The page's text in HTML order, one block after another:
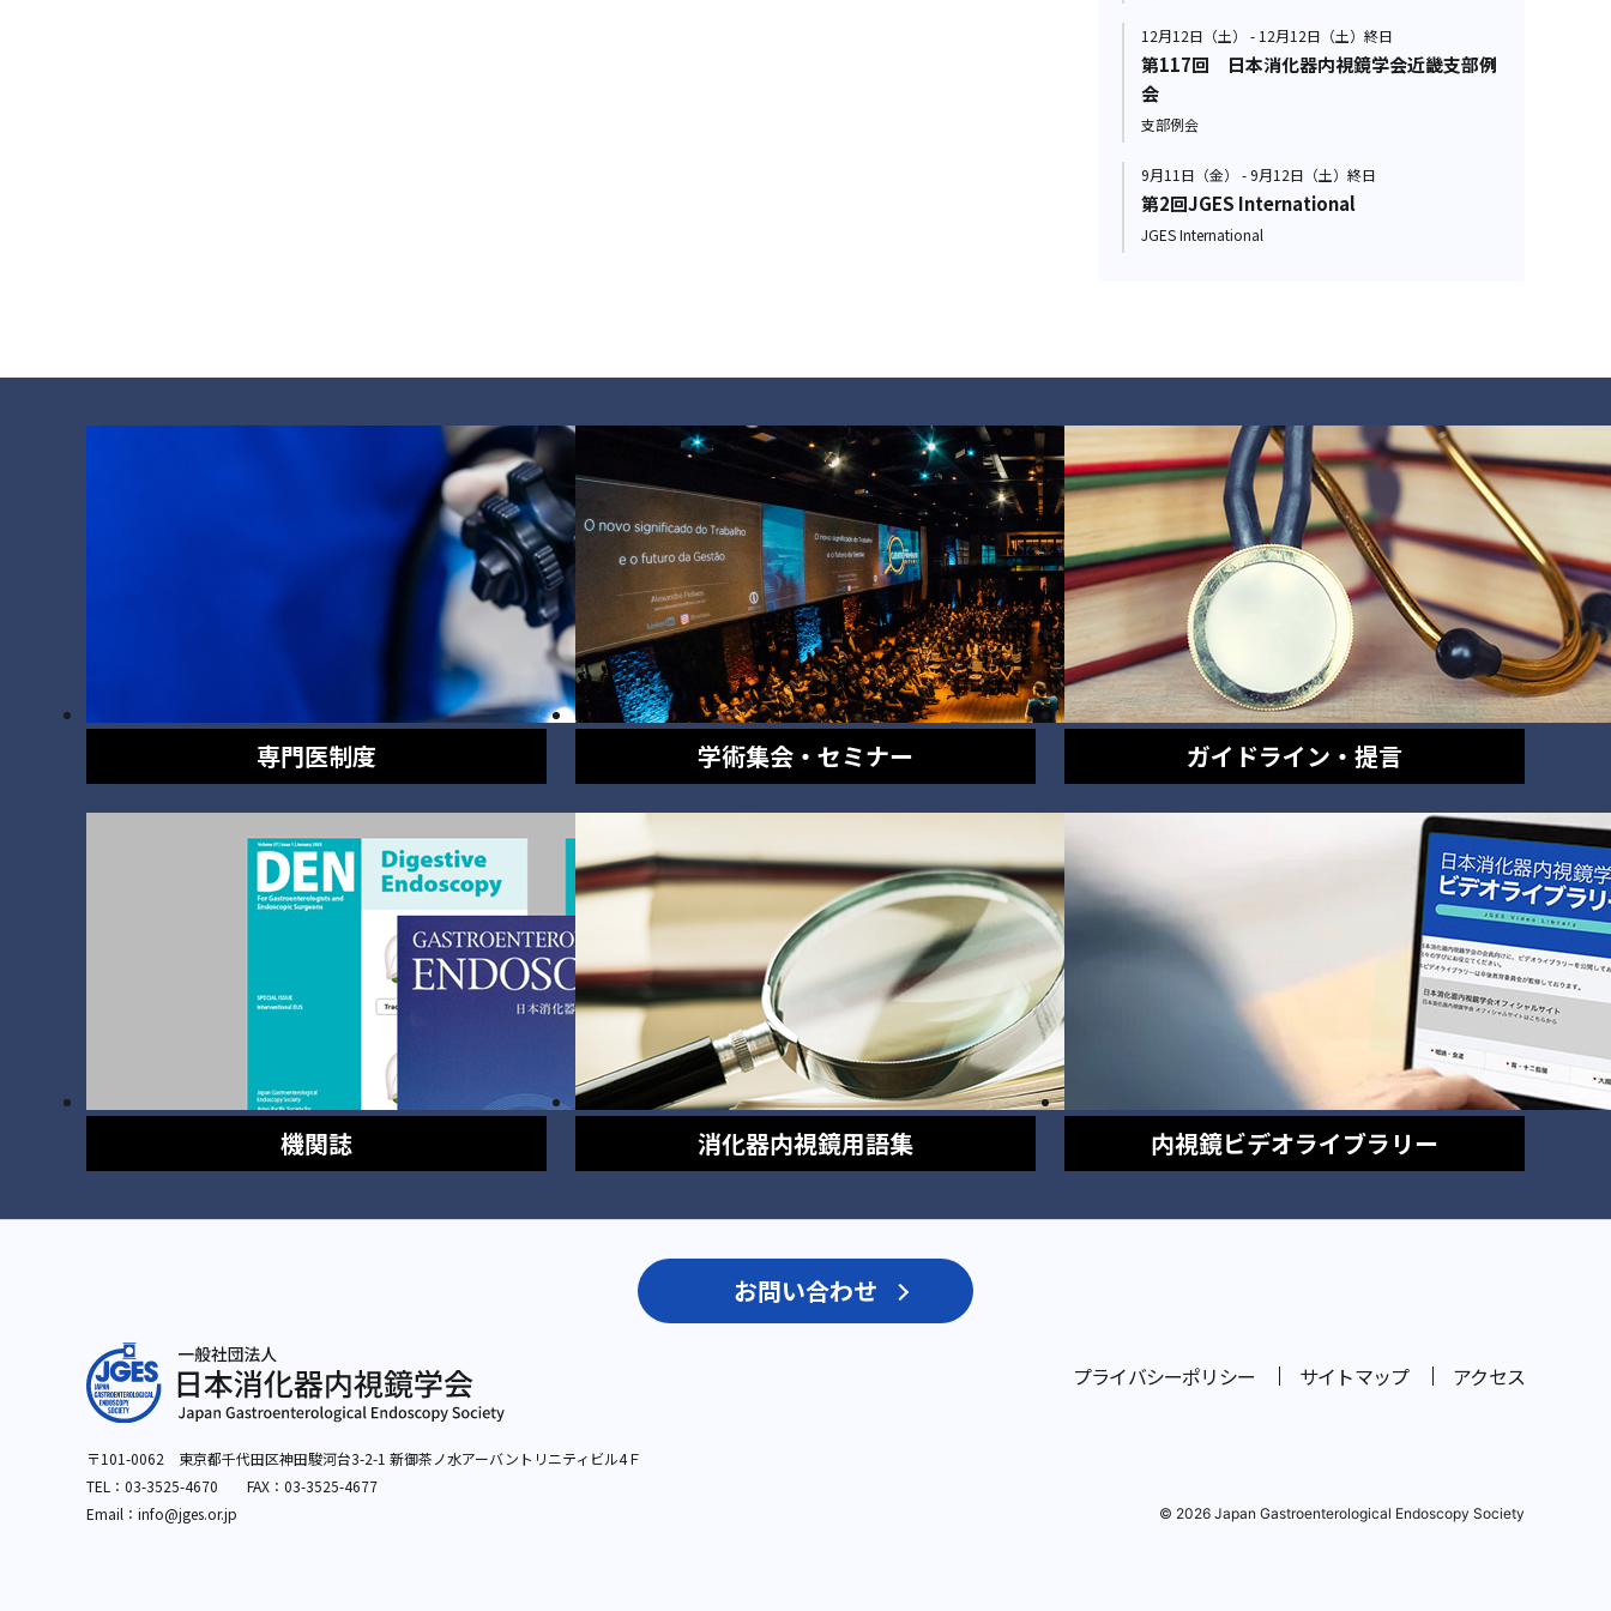
12月12日（土） - 12月12日（土）終日
第117回 日本消化器内視鏡学会近畿支部例
会
支部例会
9月11日（金） - 9月12日（土）終日
第2回JGES International
JGES International
専門医制度 学術集会・セミナー ガイドライン・提言
機関誌 消化器内視鏡用語集 内視鏡ビデオライブラリー
お問い合わせ
〒101-0062 東京都千代田区神田駿河台3-2-1 新御茶ノ水アーバントリニティビル4Ｆ
TEL： 03-3525-4670 FAX：03-3525-4677
Email：info@jges.or.jp
プライバシーポリシー サイトマップ アクセス
© 2026 Japan Gastroenterological Endoscopy Society